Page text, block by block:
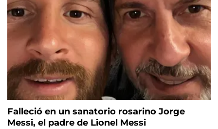
Falleció en un sanatorio rosarino Jorge
Messi, el padre de Lionel Messi